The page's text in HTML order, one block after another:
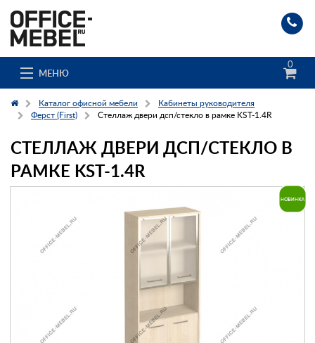
МЕНЮ
0
Каталог
О компании
Гос. заказчикам
Контакты
Каталог офисной мебели
Кабинеты руководителя
Ферст (First)
Стеллаж двери дсп/стекло в рамке KST-1.4R
СТЕЛЛАЖ ДВЕРИ ДСП/СТЕКЛО В
РАМКЕ KST-1.4R